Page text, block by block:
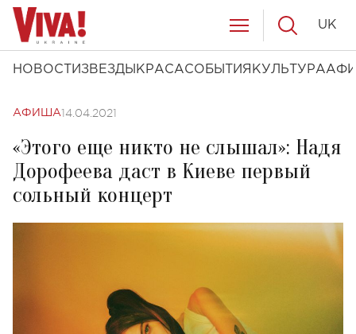
НОВОСТИ ЗВЕЗДЫ КРАСАСОБЫТИЯ КУЛЬТУРА
UK
АФИША14.04.2021
«Этого еще никто не слышал»: Надя
Дорофеева даст в Киеве первый
сольный концерт